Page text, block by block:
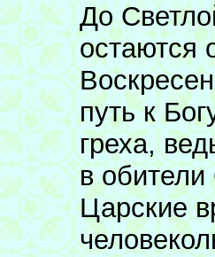
До
остаются
путь к
греха,
в обители
Царские